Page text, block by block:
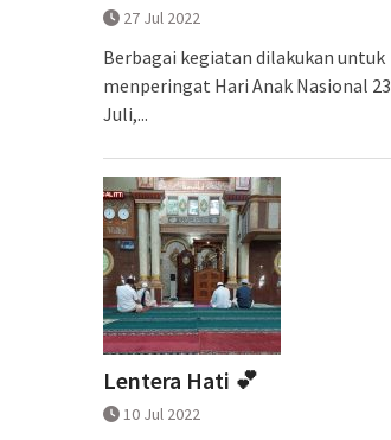
27 Jul 2022
Berbagai kegiatan dilakukan untuk
menperingat Hari Anak Nasional 23
Juli,...
Lentera Hati 💕
10 Jul 2022